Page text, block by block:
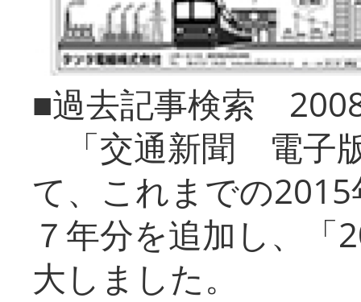
■過去記事検索
「交通新聞 電子
て、これまでの
７年分を追加し、「
大しまし